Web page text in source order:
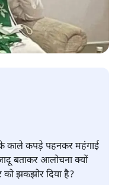
के काले कपड़े पहनकर महंगाई
बताकर आलोचना क्यों
को झकझोर दिया है?